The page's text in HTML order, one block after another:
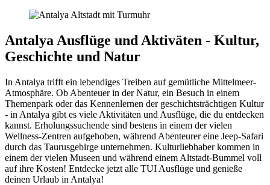
Antalya Ausflüge und Aktiväten - Kultur,
Geschichte und Natur
In Antalya trifft ein lebendiges Treiben auf gemütliche Mittelmeer-
Atmosphäre. Ob Abenteuer in der Natur, ein Besuch in einem
Themenpark oder das Kennenlernen der geschichtsträchtigen Kultur
- in Antalya gibt es viele Aktivitäten und Ausflüge, die du entdecken
kannst. Erholungssuchende sind bestens in einem der vielen
Wellness-Zentren aufgehoben, während Abenteurer eine Jeep-Safari
durch das Taurusgebirge unternehmen. Kulturliebhaber kommen in
einem der vielen Museen und während einem Altstadt-Bummel voll
auf ihre Kosten! Entdecke jetzt alle TUI Ausflüge und genieße
deinen Urlaub in Antalya!